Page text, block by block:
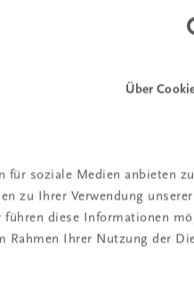
Über
für soziale Medien anbieten
zu Ihrer Verwendung
führen diese Informationen
Rahmen Ihrer Nutzung der